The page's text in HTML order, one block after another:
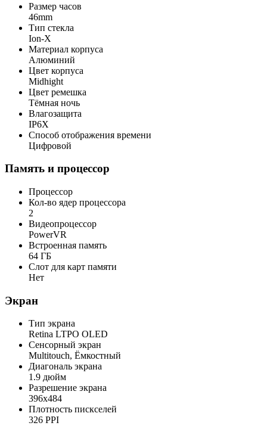
Размер часов
46mm
Тип стекла
Ion‑X
Материал корпуса
Алюминий
Цвет корпуса
Midhight
Цвет ремешка
Тёмная ночь
Влагозащита
IP6X
Способ отображения времени
Цифровой
Память и процессор
Процессор
Кол-во ядер процессора
2
Видеопроцессор
PowerVR
Встроенная память
64 ГБ
Слот для карт памяти
Нет
Экран
Тип экрана
Retina LTPO OLED
Сенсорный экран
Multitouch, Ёмкостный
Диагональ экрана
1.9 дюйм
Разрешение экрана
396x484
Плотность пискселей
326 PPI